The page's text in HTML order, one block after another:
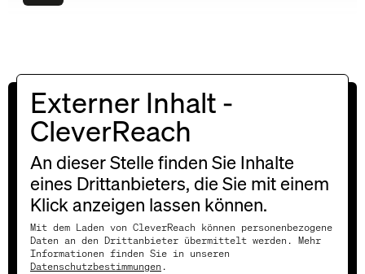
Für Insights und
freundliche
Weihnachtsgrüße bitte
hier eintragen!
Externer Inhalt -
CleverReach
An dieser Stelle finden Sie Inhalte
eines Drittanbieters, die Sie mit einem
Klick anzeigen lassen können.
Mit dem Laden von CleverReach können personenbezogene
Daten an den Drittanbieter übermittelt werden. Mehr
Informationen finden Sie in unseren
Datenschutzbestimmungen .